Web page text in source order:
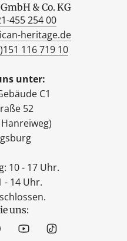
& Co. KG
455 254 00
heritage.de
116 719 10
unter:
C1
52
10 - 17 Uhr.
- 14 Uhr.
uns: